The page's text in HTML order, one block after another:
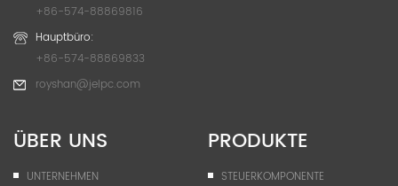
+86-574-88869816
Hauptbüro:
+86-574-88869833
royshan@jelpc.com
ÜBER UNS
UNTERNEHMEN
PRODUKTE
STEUERKOMPONENTE